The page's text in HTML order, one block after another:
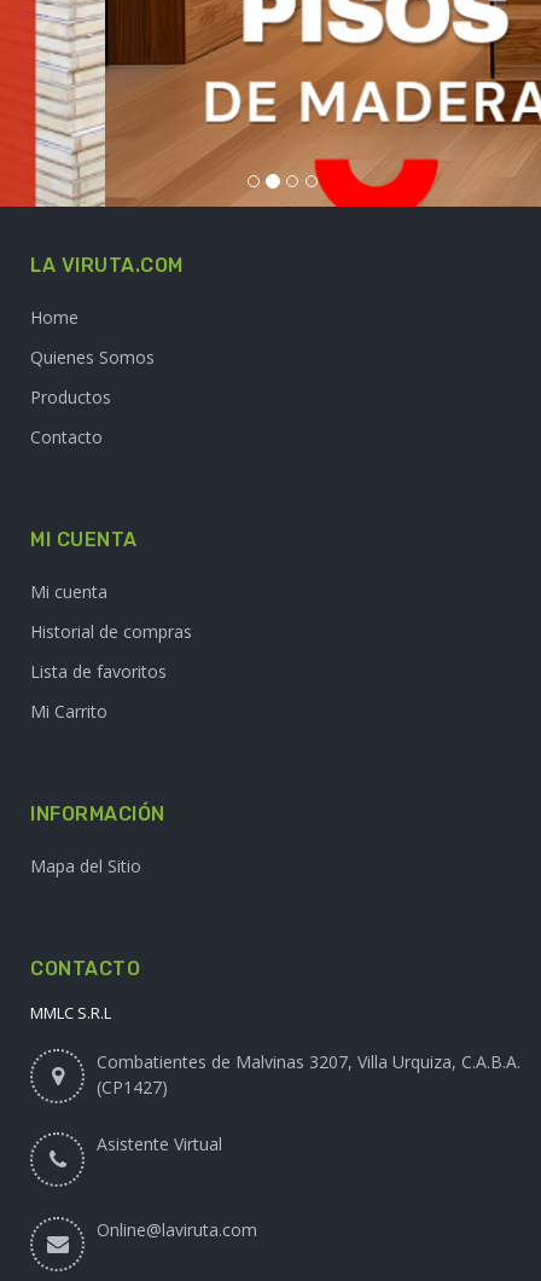
Mi cuenta
Lista de favoritos
Mi Carrito
INFORMACIÓN
Mapa del Sitio
CONTACTO